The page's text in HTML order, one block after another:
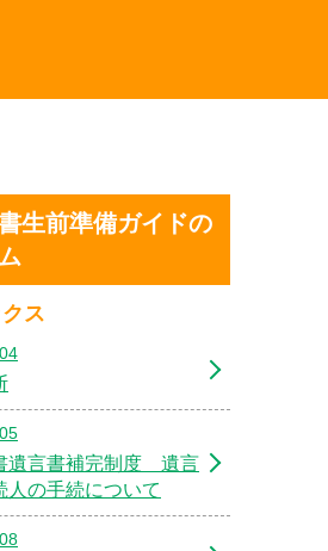
生前準備ガイドの
クス
遺言書補完制度 遺言
人の手続について